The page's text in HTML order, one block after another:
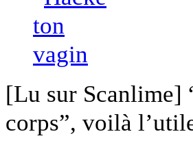
[Lu sur Scanlime]
corps”, voilà